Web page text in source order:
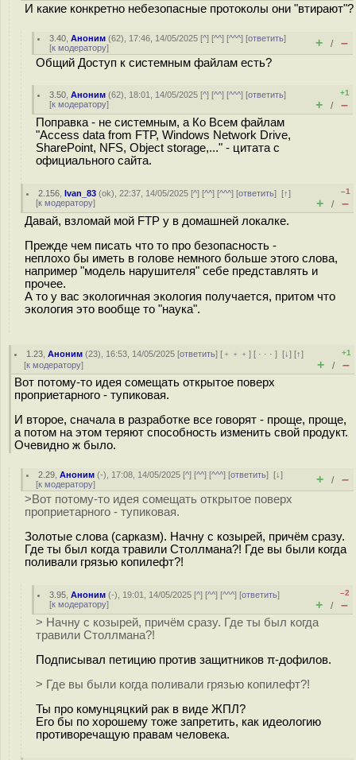
И какие конкретно небезопасные протоколы они "втирают"?
3.40 ,Аноним (62), 17:46, 14/05/2025 [^] [^^] [^^^] [ответить]
[к модератору] + / –
Общий Доступ к системным файлам есть?
3.50 ,Аноним (62), 18:01, 14/05/2025 [^] [^^] [^^^] [ответить]
[к модератору]
+1
+ / –
Поправка - не системным, а Ко Всем файлам
"Access data from FTP, Windows Network Drive,
SharePoint, NFS, Object storage,..." - цитата с
официального сайта.
2.156 ,Ivan_83 (ok), 22:37, 14/05/2025 [^] [^^] [^^^] [ответить][↑]
[к модератору]
–1
+ / –
Давай, взломай мой FTP у в домашней локалке.
Прежде чем писать что то про безопасность -
неплохо бы иметь в голове немного больше этого слова,
например "модель нарушителя" себе представлять и
прочее.
А то у вас экологичная экология получается, притом что
экология это вообще то "наука".
1.23 ,Аноним (23), 16:53, 14/05/2025 [ответить] [ ﹢﹢﹢] [ · · ·][↓] [↑]
[к модератору]
+1
+ / –
Вот потому-то идея сомещать открытое поверх
проприетарного - тупиковая.
И второе, сначала в разработке все говорят - проще, проще,
а потом на этом теряют способность изменить свой продукт.
Очевидно ж было.
2.29 ,Аноним (-), 17:08, 14/05/2025 [^] [^^] [^^^] [ответить][↓]
[к модератору] + / –
>Вот потому-то идея сомещать открытое поверх
проприетарного - тупиковая.
Золотые слова (сарказм). Начну с козырей, причём сразу.
Где ты был когда травили Столлмана?! Где вы были когда
поливали грязью копилефт?!
3.95 ,Аноним (-), 19:01, 14/05/2025 [^] [^^] [^^^] [ответить]
[к модератору]
–2
+ / –
> Начну с козырей, причём сразу. Где ты был когда
травили Столлмана?!
Подписывал петицию против защитников π-дофилов.
> Где вы были когда поливали грязью копилефт?!
Ты про комунцяцкий рак в виде ЖПЛ?
Его бы по хорошему тоже запретить, как идеологию
противоречащую правам человека.